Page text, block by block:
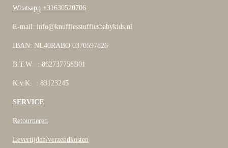
Whatsapp +31630520706
E-mail: info@knuffiesstuffiesbabykids.nl
IBAN: NL40RABO 0370597826
B.T.W. : 862737758B01
K.v.K. : 83123245
SERVICE
Retourneren
Levertijden/verzendkosten